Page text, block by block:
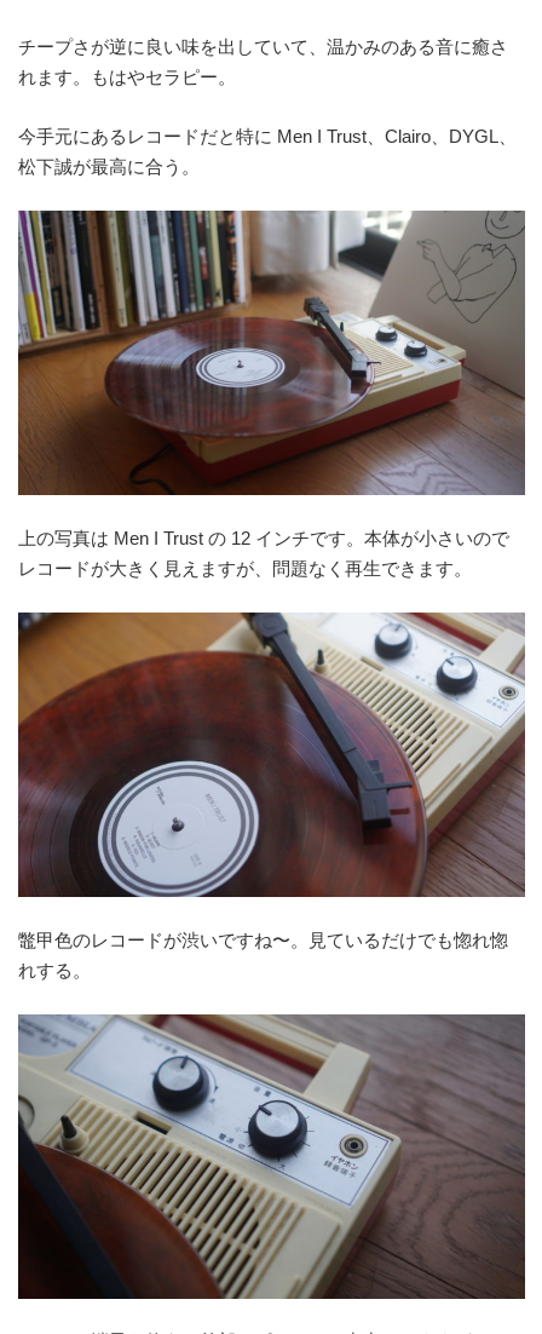
チープさが逆に良い味を出していて、温かみのある音に癒さ
れます。もはやセラピー。
今手元にあるレコードだと特に Men I Trust、Clairo、DYGL、
松下誠が最高に合う。
上の写真は Men I Trust の 12 インチです。本体が小さいので
レコードが大きく見えますが、問題なく再生できます。
鼈甲色のレコードが渋いですね〜。見ているだけでも惚れ惚
れする。